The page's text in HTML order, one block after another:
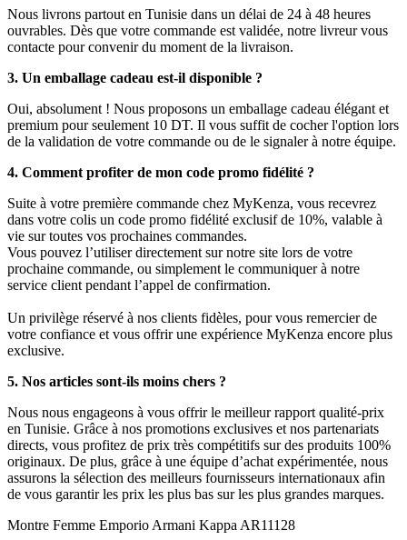
Nous livrons partout en Tunisie dans un délai de 24 à 48 heures
ouvrables. Dès que votre commande est validée, notre livreur vous
contacte pour convenir du moment de la livraison.
3. Un emballage cadeau est-il disponible ?
Oui, absolument ! Nous proposons un emballage cadeau élégant et
premium pour seulement 10 DT. Il vous suffit de cocher l'option lors
de la validation de votre commande ou de le signaler à notre équipe.
4. Comment profiter de mon code promo fidélité ?
Suite à votre première commande chez MyKenza, vous recevrez
dans votre colis un code promo fidélité exclusif de 10%, valable à
vie sur toutes vos prochaines commandes.
Vous pouvez l’utiliser directement sur notre site lors de votre
prochaine commande, ou simplement le communiquer à notre
service client pendant l’appel de confirmation.
Un privilège réservé à nos clients fidèles, pour vous remercier de
votre confiance et vous offrir une expérience MyKenza encore plus
exclusive.
5. Nos articles sont-ils moins chers ?
Nous nous engageons à vous offrir le meilleur rapport qualité-prix
en Tunisie. Grâce à nos promotions exclusives et nos partenariats
directs, vous profitez de prix très compétitifs sur des produits 100%
originaux. De plus, grâce à une équipe d’achat expérimentée, nous
assurons la sélection des meilleurs fournisseurs internationaux afin
de vous garantir les prix les plus bas sur les plus grandes marques.
Montre Femme Emporio Armani Kappa AR11128